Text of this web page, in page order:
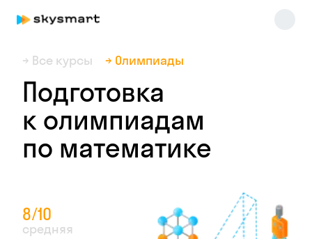
→ Все курсы → Олимпиады
Подготовка
к олимпиадам
по математике
8/10
средняя